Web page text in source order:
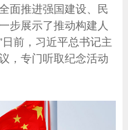
面推进强国建设、民
步展示了推动构建人
前，习近平总书记主
，专门听取纪念活动